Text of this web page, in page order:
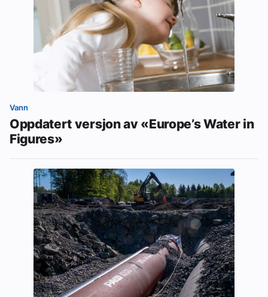
Vann
Oppdatert versjon av «Europe’s Water in
Figures»